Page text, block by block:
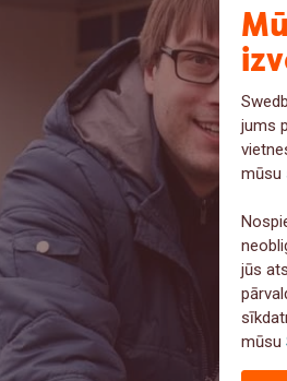
jums
mūsu
jūs
mūsu